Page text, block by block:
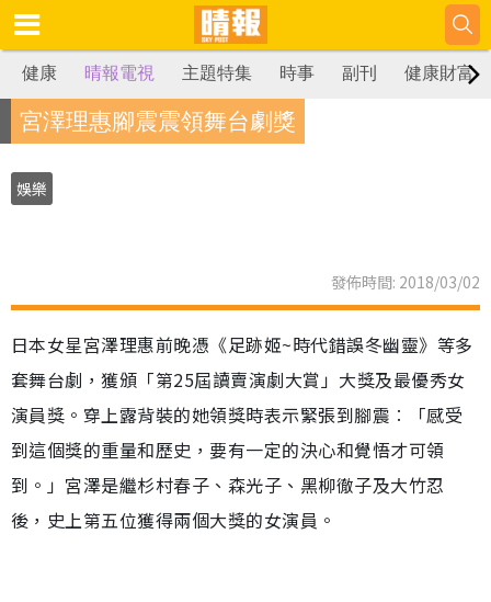
健康 晴報電視 主題特集 時事 副刊 健康財富
宮澤理惠腳震震領舞台劇獎
娛樂
發佈時間: 2018/03/02
日本女星宮澤理惠前晚憑《足跡姬~時代錯誤冬幽靈》等多
套舞台劇，獲頒「第25屆讀賣演劇大賞」大獎及最優秀女
演員獎。穿上露背裝的她領獎時表示緊張到腳震︰「感受
到這個獎的重量和歷史，要有一定的決心和覺悟才可領
到。」宮澤是繼杉村春子、森光子、黑柳徹子及大竹忍
後，史上第五位獲得兩個大獎的女演員。